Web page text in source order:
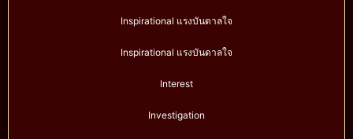
Inspirational แรงบันดาลใจ
Inspirational แรงบันดาลใจ
Interest
Investigation